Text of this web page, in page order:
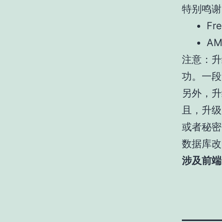
特别鸣
注意：
功。一
另外，
且，升
或者秘
数据库
涉及前